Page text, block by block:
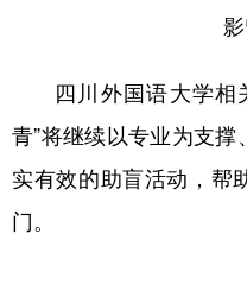
影
四川外国语大学相
青”将继续以专业为支
实有效的助盲活动，帮
门。